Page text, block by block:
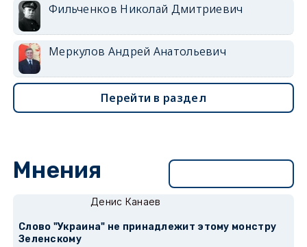
Фильченков Николай Дмитриевич
Меркулов Андрей Анатольевич
Перейти в раздел
Мнения
Денис Канаев
Слово "Украина" не принадлежит этому монстру
Зеленскому